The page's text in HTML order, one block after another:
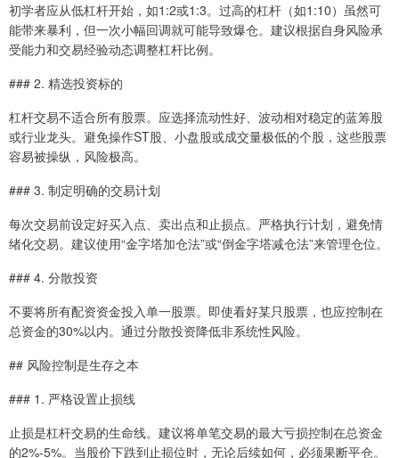
初学者应从低杠杆开始，如1:2或1:3。过高的杠杆（如1:10）虽然可
能带来暴利，但一次小幅回调就可能导致爆仓。建议根据自身风险承
受能力和交易经验动态调整杠杆比例。
### 2. 精选投资标的
杠杆交易不适合所有股票。应选择流动性好、波动相对稳定的蓝筹股
或行业龙头。避免操作ST股、小盘股或成交量极低的个股，这些股票
容易被操纵，风险极高。
### 3. 制定明确的交易计划
每次交易前设定好买入点、卖出点和止损点。严格执行计划，避免情
绪化交易。建议使用“金字塔加仓法”或“倒金字塔减仓法”来管理仓位。
### 4. 分散投资
不要将所有配资资金投入单一股票。即使看好某只股票，也应控制在
总资金的30%以内。通过分散投资降低非系统性风险。
## 风险控制是生存之本
### 1. 严格设置止损线
止损是杠杆交易的生命线。建议将单笔交易的最大亏损控制在总资金
的2%-5%。当股价下跌到止损位时，无论后续如何，必须果断平仓。